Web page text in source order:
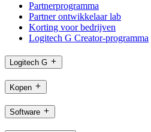
Partnerprogramma
Partner ontwikkelaar lab
Korting voor bedrijven
Logitech G Creator-programma
Logitech G
Kopen
Software